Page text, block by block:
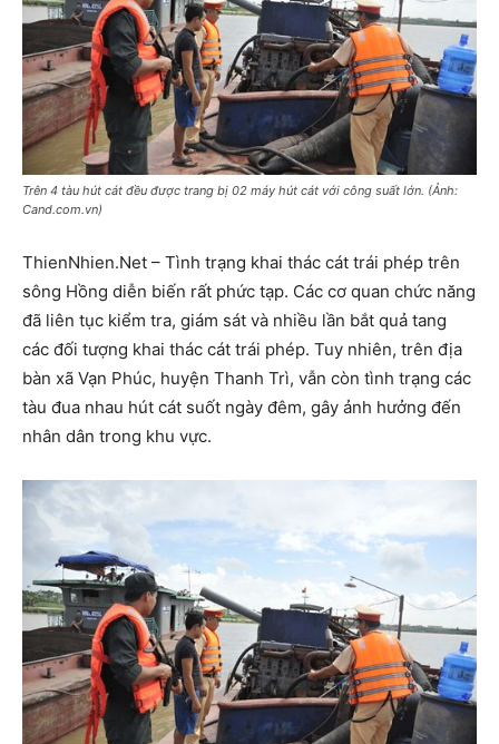
Trên 4 tàu hút cát đều được trang bị 02 máy hút cát với công suất lớn. (Ảnh:
Cand.com.vn)
ThienNhien.Net – Tình trạng khai thác cát trái phép trên
sông Hồng diễn biến rất phức tạp. Các cơ quan chức năng
đã liên tục kiểm tra, giám sát và nhiều lần bắt quả tang
các đối tượng khai thác cát trái phép. Tuy nhiên, trên địa
bàn xã Vạn Phúc, huyện Thanh Trì, vẫn còn tình trạng các
tàu đua nhau hút cát suốt ngày đêm, gây ảnh hưởng đến
nhân dân trong khu vực.